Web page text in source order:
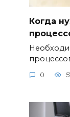
Когда
0